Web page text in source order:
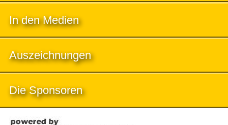
In den Medien
Auszeichnungen
Die Sponsoren